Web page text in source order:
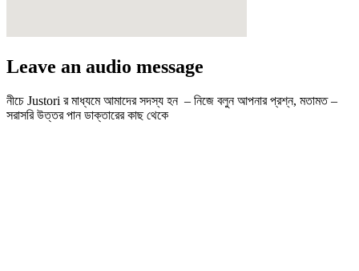
Leave an audio message
নীচে Justori র মাধ্যমে আমাদের সদস্য হন – নিজে বলুন আপনার প্রশ্ন, মতামত –
সরাসরি উত্তর পান ডাক্তারের কাছ থেকে